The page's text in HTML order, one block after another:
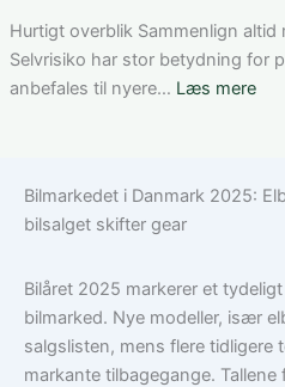
3:
den
Hurtigt overblik Sammenlign
Selvrisiko har stor betydning for
anbefales til nyere… Læs mere:
til
Bilmarkedet i Danmark 2025:
bilsalget skifter gear
Bilåret 2025 markerer et
bilmarked. Nye modeller, især
salgslisten, mens flere
markante tilbagegange.